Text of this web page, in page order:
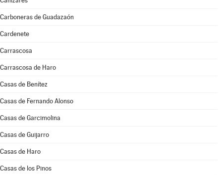
Carboneras de Guadazaón
Cardenete
Carrascosa
Carrascosa de Haro
Casas de Benítez
Casas de Fernando Alonso
Casas de Garcimolina
Casas de Guijarro
Casas de Haro
Casas de los Pinos